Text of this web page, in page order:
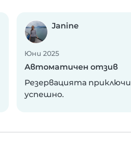
Janine
Юни 2025
Автоматичен отзив
Резервацията приключи
успешно.